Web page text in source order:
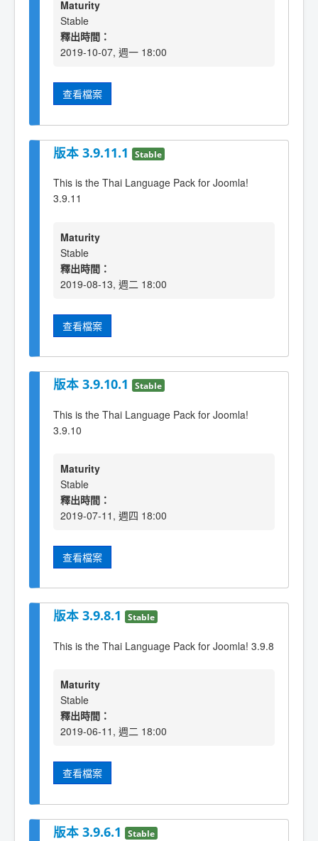
Maturity
Stable
釋出時間：
2019-10-07, 週一 18:00
查看檔案
版本 3.9.11.1 Stable
This is the Thai Language Pack for Joomla!
3.9.11
Maturity
Stable
釋出時間：
2019-08-13, 週二 18:00
查看檔案
版本 3.9.10.1 Stable
This is the Thai Language Pack for Joomla!
3.9.10
Maturity
Stable
釋出時間：
2019-07-11, 週四 18:00
查看檔案
版本 3.9.8.1 Stable
This is the Thai Language Pack for Joomla! 3.9.8
Maturity
Stable
釋出時間：
2019-06-11, 週二 18:00
查看檔案
版本 3.9.6.1 Stable